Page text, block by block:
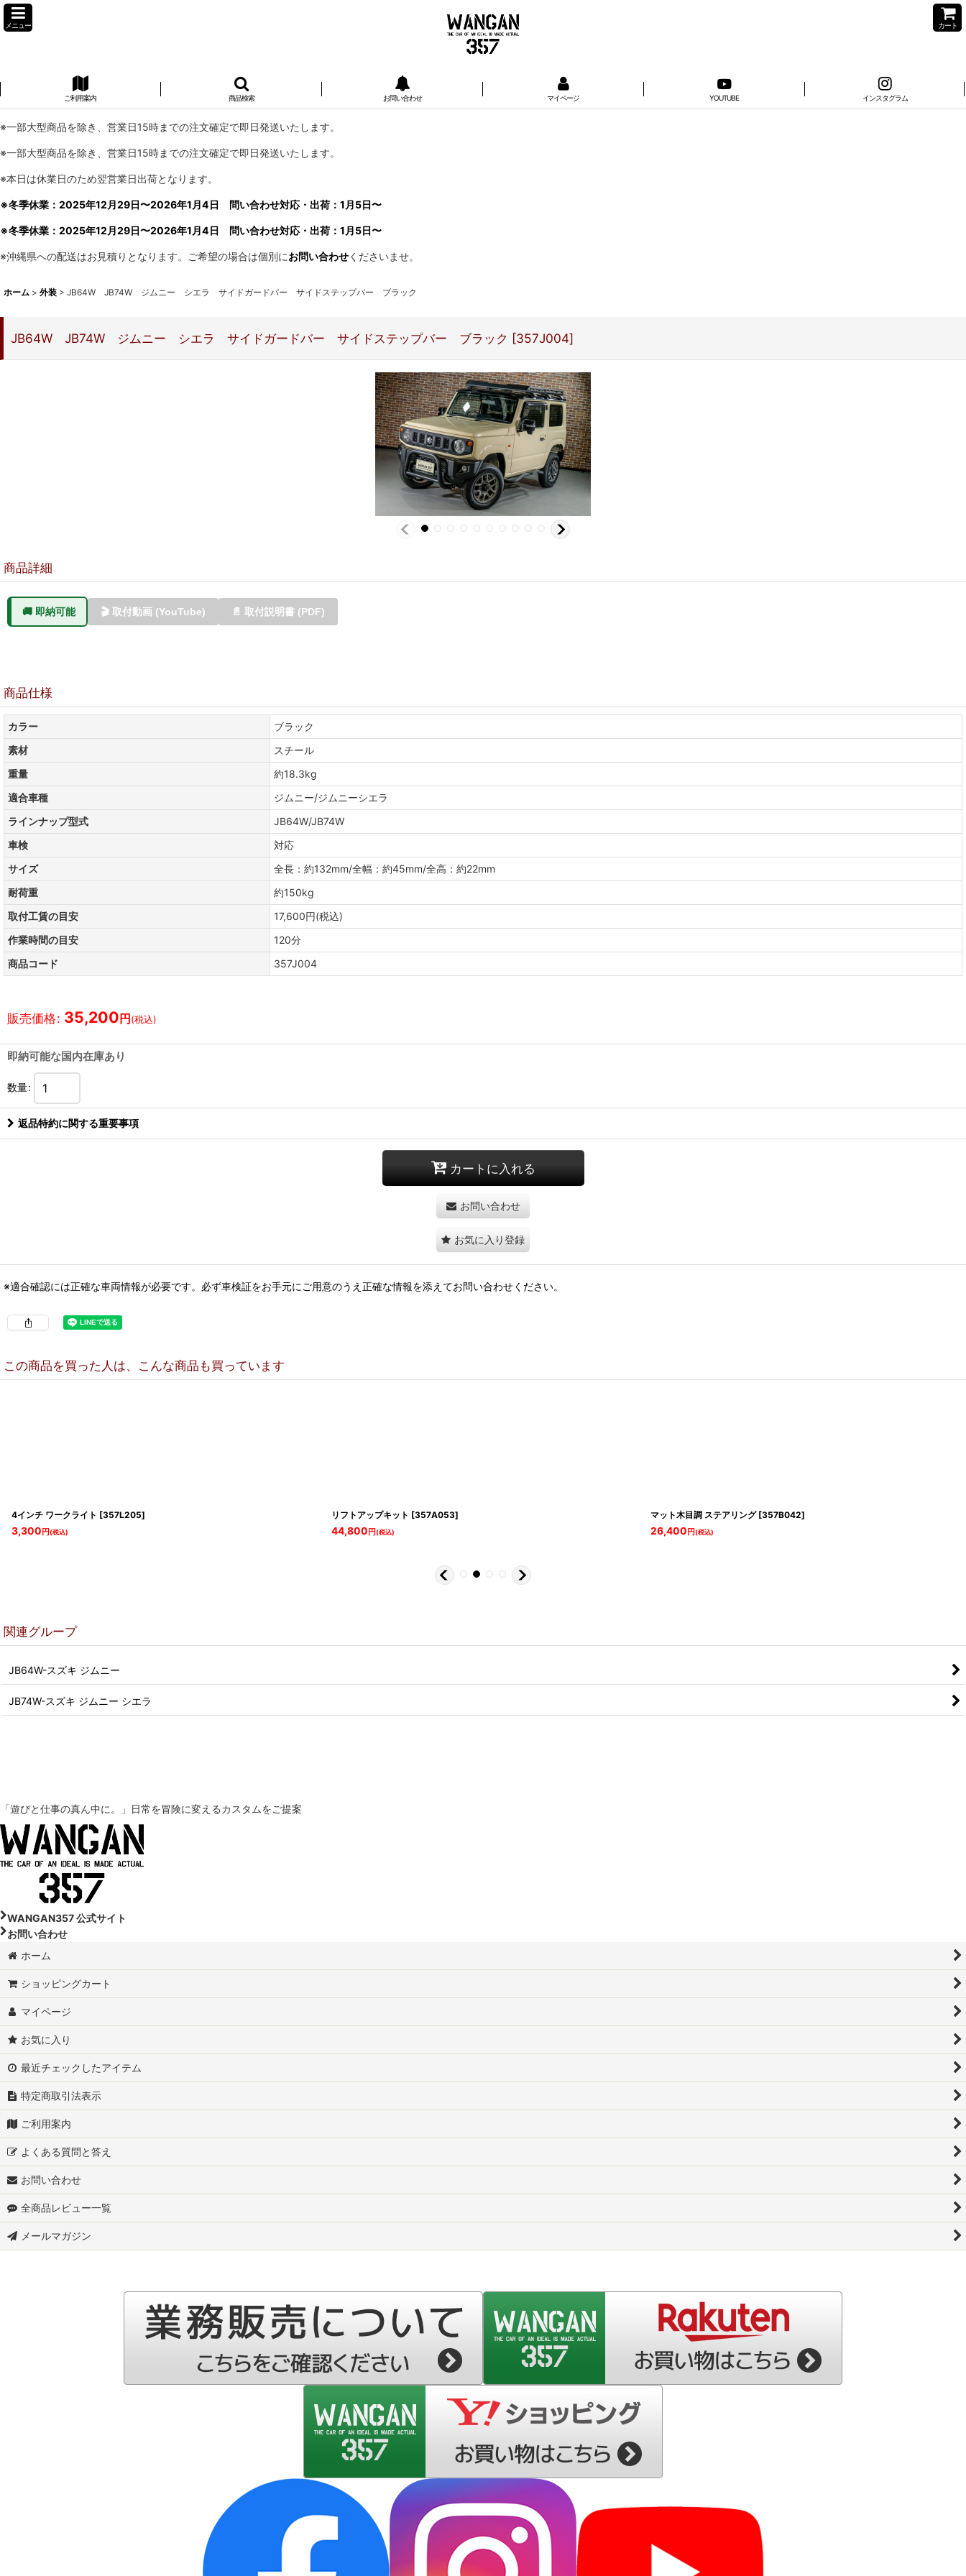
メニュー カート
ご利用案内 商品検索 お問い合わせ マイページ YOUTUBE インスタグラム
※一部大型商品を除き、営業日15時までの注文確定で即日発送いたします。
※一部大型商品を除き、営業日15時までの注文確定で即日発送いたします。
※本日は休業日のため翌営業日出荷となります。
※冬季休業：2025年12月29日〜2026年1月4日 問い合わせ対応・出荷：1月5日〜
※冬季休業：2025年12月29日〜2026年1月4日 問い合わせ対応・出荷：1月5日〜
※沖縄県への配送はお見積りとなります。ご希望の場合は個別にお問い合わせくださいませ。
ホーム > 外装 > JB64W JB74W ジムニー シエラ サイドガードバー サイドステップバー ブラック
JB64W JB74W ジムニー シエラ サイドガードバー サイドステップバー ブラック [357J004]
商品詳細
🚚 即納可能 🎬 取付動画 (YouTube) 📄 取付説明書 (PDF)
商品仕様
カラー
ブラック
素材
スチール
重量
約18.3kg
適合車種
ジムニー/ジムニーシエラ
ラインナップ型式
JB64W/JB74W
車検
対応
サイズ
全長：約132mm/全幅：約45mm/全高：約22mm
耐荷重
約150kg
取付工賃の目安
17,600円(税込)
作業時間の目安
120分
商品コード
357J004
販売価格: 35,200 円 (税込)
即納可能な国内在庫あり
数量:
返品特約に関する重要事項
カートに入れる
お問い合わせ
お気に入り登録
※適合確認には正確な車両情報が必要です。必ず車検証をお手元にご用意のうえ正確な情報を添えてお問い合わせください。
この商品を買った人は、こんな商品も買っています
4インチ ワークライト [357L205]
3,300 円(税込)
リフトアップキット [357A053]
44,800 円(税込)
マット木目調 ステアリング [357B042]
26,400 円(税込)
関連グループ
JB64W-スズキ ジムニー
JB74W-スズキ ジムニー シエラ
「遊びと仕事の真ん中に。」 日常を冒険に変えるカスタムをご提案
WANGAN357 公式サイト
お問い合わせ
ホーム
ショッピングカート
マイページ
お気に入り
最近チェックしたアイテム
特定商取引法表示
ご利用案内
よくある質問と答え
お問い合わせ
全商品レビュー一覧
メールマガジン